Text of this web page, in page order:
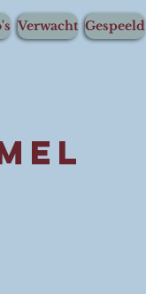
Verwacht Gespeeld